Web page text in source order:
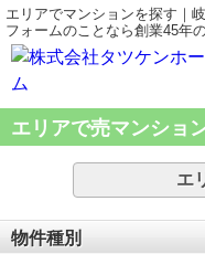
エリアでマンションを探す｜
フォームのことなら創業45年
エリアで売マンショ
エ
物件種別